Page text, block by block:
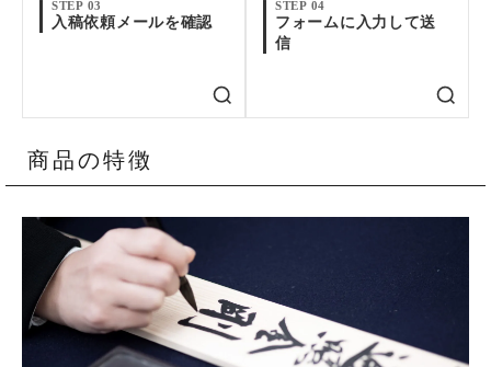
STEP 03
入稿依頼メールを確認
STEP 04
フォームに入力して送
信
商品の特徴